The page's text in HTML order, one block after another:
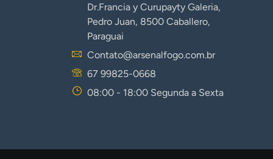
Dr.Francia y Curupayty Galeria,
Pedro Juan, 8500 Caballero,
Paraguai
Contato@arsenalfogo.com.br
67 99825-0668
08:00 - 18:00 Segunda a Sexta